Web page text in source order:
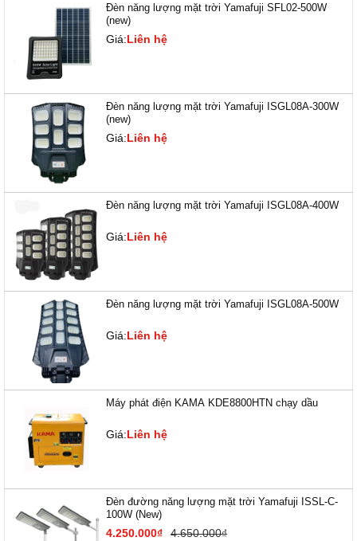
Đèn năng lượng mặt trời Yamafuji SFL02-500W
(new)
Giá:Liên hệ
Đèn năng lượng mặt trời Yamafuji ISGL08A-300W
(new)
Giá:Liên hệ
Đèn năng lượng mặt trời Yamafuji ISGL08A-400W
Giá:Liên hệ
Đèn năng lượng mặt trời Yamafuji ISGL08A-500W
Giá:Liên hệ
Máy phát điện KAMA KDE8800HTN chạy dầu
Giá:Liên hệ
Đèn đường năng lượng mặt trời Yamafuji ISSL-C-
100W (New)
4.250.000₫ 4.650.000₫